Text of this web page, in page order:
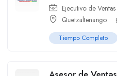
Ejecutivo de
Quetzaltenango
Tiempo Completo